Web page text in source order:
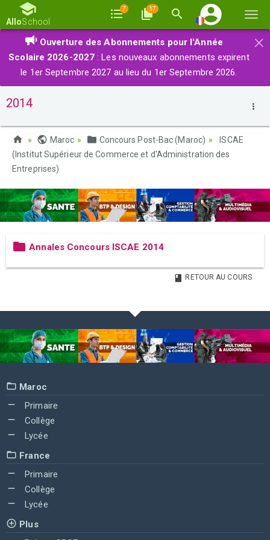
la
AlloSchool
7 17
×
Ouverture des Abonnements pour l'Année
Scolaire 2026-2027 : Les nouveaux abonnements expirent
le 1er Septembre 2027 au lieu du 1er Septembre 2026.
2014
Maroc Concours Post-Bac (Maroc)
ISCAE
(Institut Supérieur de Commerce et d'Administration des
Entreprises)
Annales Concours ISCAE 2014
RETOUR AU COURS
Maroc
Primaire
Collège
Lycée
France
Primaire
Collège
Lycée
Plus